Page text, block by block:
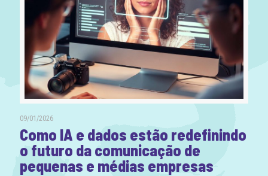
09/01/2026
Como IA e dados estão redefinindo
o futuro da comunicação de
pequenas e médias empresas